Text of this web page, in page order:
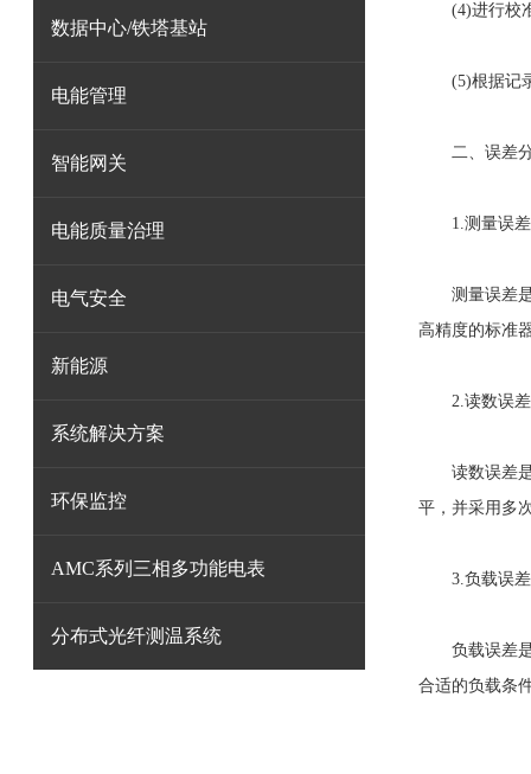
数据中心/铁塔基站
电能管理
智能网关
电能质量治理
电气安全
新能源
系统解决方案
环保监控
AMC系列三相多功能电表
分布式光纤测温系统
(4)进行校准
(5)根据记录
二、误差
1.测量误差
测量误差是
高精度的标准
2.读数误差
读数误差是
平，并采用多
3.负载误差
负载误差是
合适的负载条